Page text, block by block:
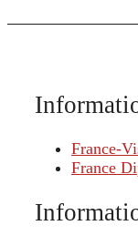
France-
France